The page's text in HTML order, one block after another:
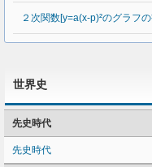
２次関数[y=a(x-p)²のグラフ
世界史
先史時代
先史時代